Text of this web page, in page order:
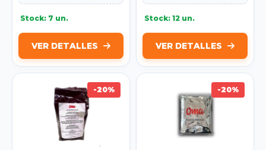
Stock: 7 un.
VER DETALLES
Stock: 12 un.
VER DETALLES
-20% -20%